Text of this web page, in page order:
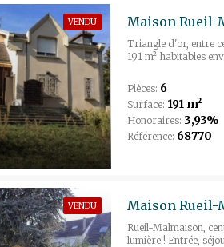
VENDU Maison Rueil-
Triangle d'or, entre
191 m² habitables
Pièces: 6
Surface: 191 m²
Honoraires: 3,93%
Référence: 68770
VENDU Maison Rueil-
Rueil-Malmaison,
lumière ! Entrée,